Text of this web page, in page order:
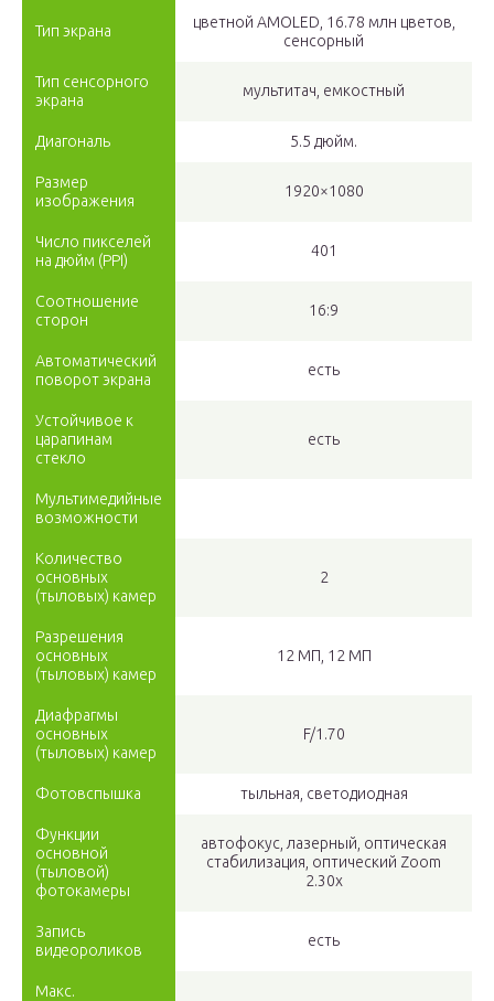
Тип экрана
цветной AMOLED, 16.78 млн цветов,
сенсорный
Тип сенсорного
экрана
мультитач, емкостный
Диагональ 5.5 дюйм.
Размер
изображения
1920×1080
Число пикселей
на дюйм (PPI)
401
Соотношение
сторон
16:9
Автоматический
поворот экрана
есть
Устойчивое к
царапинам
стекло
есть
Мультимедийные
возможности
Количество
основных
(тыловых) камер
2
Разрешения
основных
(тыловых) камер
12 МП, 12 МП
Диафрагмы
основных
(тыловых) камер
F/1.70
Фотовспышка тыльная, светодиодная
Функции
основной
(тыловой)
фотокамеры
автофокус, лазерный, оптическая
стабилизация, оптический Zoom
2.30x
Запись
видеороликов
есть
Макс.